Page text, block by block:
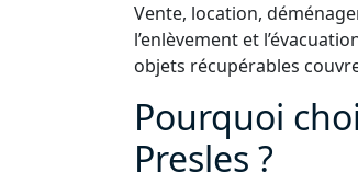
Vente, location,
l’enlèvement et
objets récupérables
Pourquoi
Presles ?